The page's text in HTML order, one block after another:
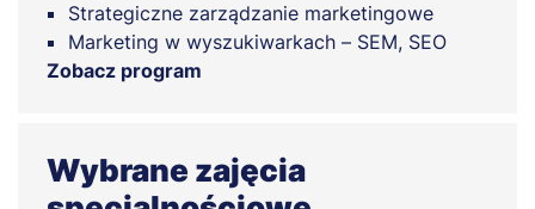
Strategiczne zarządzanie marketingowe
Marketing w wyszukiwarkach – SEM, SEO
Zobacz program
Wybrane zajęcia